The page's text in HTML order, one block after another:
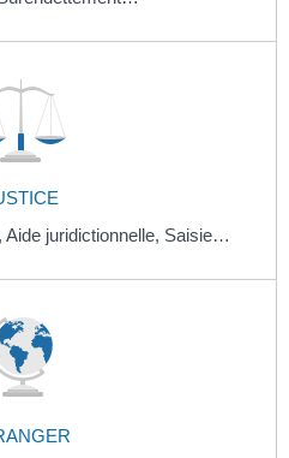
Aide juridictionnelle, Saisie…